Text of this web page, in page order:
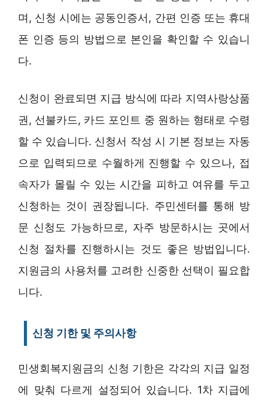
며, 신청 시에는 공동인증서, 간편 인증 또는 휴대
폰 인증 등의 방법으로 본인을 확인할 수 있습니
다.
신청이 완료되면 지급 방식에 따라 지역사랑상품
권, 선불카드, 카드 포인트 중 원하는 형태로 수령
할 수 있습니다. 신청서 작성 시 기본 정보는 자동
으로 입력되므로 수월하게 진행할 수 있으나, 접
속자가 몰릴 수 있는 시간을 피하고 여유를 두고
신청하는 것이 권장됩니다. 주민센터를 통해 방
문 신청도 가능하므로, 자주 방문하시는 곳에서
신청 절차를 진행하시는 것도 좋은 방법입니다.
지원금의 사용처를 고려한 신중한 선택이 필요합
니다.
신청 기한 및 주의사항
민생회복지원금의 신청 기한은 각각의 지급 일정
에 맞춰 다르게 설정되어 있습니다. 1차 지급에